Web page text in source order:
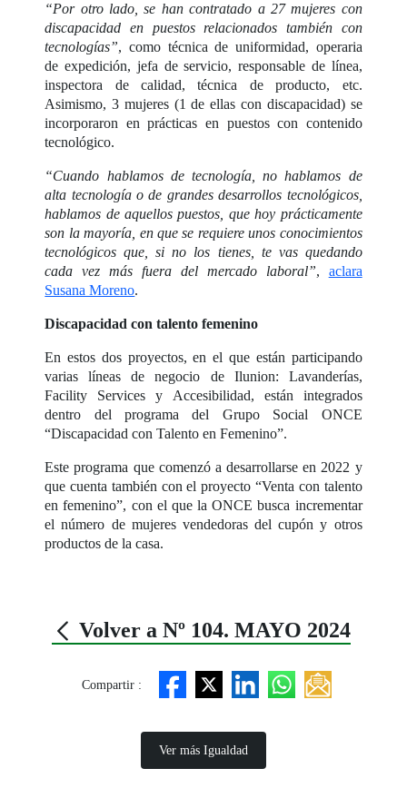
“Por otro lado, se han contratado a 27 mujeres con
discapacidad en puestos relacionados también con
tecnologías”, como técnica de uniformidad, operaria
de expedición, jefa de servicio, responsable de línea,
inspectora de calidad, técnica de producto, etc.
Asimismo, 3 mujeres (1 de ellas con discapacidad) se
incorporaron en prácticas en puestos con contenido
tecnológico.
“Cuando hablamos de tecnología, no hablamos de
alta tecnología o de grandes desarrollos tecnológicos,
hablamos de aquellos puestos, que hoy prácticamente
son la mayoría, en que se requiere unos conocimientos
tecnológicos que, si no los tienes, te vas quedando
cada vez más fuera del mercado laboral”, aclara
Susana Moreno.
Discapacidad con talento femenino
En estos dos proyectos, en el que están participando
varias líneas de negocio de Ilunion: Lavanderías,
Facility Services y Accesibilidad, están integrados
dentro del programa del Grupo Social ONCE
“Discapacidad con Talento en Femenino”.
Este programa que comenzó a desarrollarse en 2022 y
que cuenta también con el proyecto “Venta con talento
en femenino”, con el que la ONCE busca incrementar
el número de mujeres vendedoras del cupón y otros
productos de la casa.
Volver a Nº 104. MAYO 2024
Compartir :
Ver más Igualdad